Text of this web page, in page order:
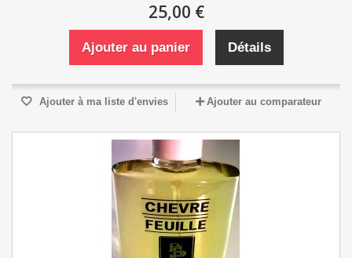
25,00 €
Ajouter au panier Détails
Ajouter à ma liste d'envies Ajouter au comparateur